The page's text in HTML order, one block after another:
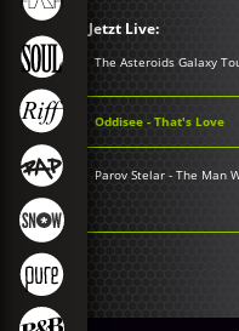
Jetzt Live:
The Asteroids Galaxy
Oddisee - That's Love